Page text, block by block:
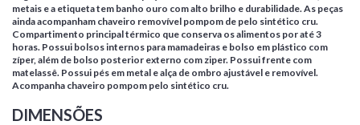
metais e a etiqueta tem banho ouro com alto brilho e durabilidade. As peças
ainda acompanham chaveiro removível pompom de pelo sintético cru.
Compartimento principal térmico que conserva os alimentos por até 3
horas. Possui bolsos internos para mamadeiras e bolso em plástico com
zíper, além de bolso posterior externo com ziper. Possui frente com
matelassê. Possui pés em metal e alça de ombro ajustável e removível.
Acompanha chaveiro pompom pelo sintético cru.
DIMENSÕES